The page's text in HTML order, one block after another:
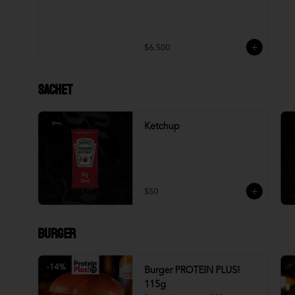
$6.500
Sachet
Ketchup
$50
Burger
-14%
Burger PROTEIN PLUS!
115g